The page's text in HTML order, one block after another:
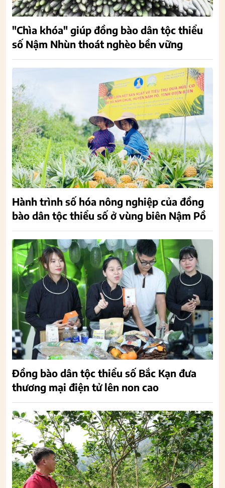
"Chìa khóa" giúp đồng bào dân tộc thiểu
số Nậm Nhùn thoát nghèo bền vững
Hành trình số hóa nông nghiệp của đồng
bào dân tộc thiểu số ở vùng biên Nậm Pồ
Đồng bào dân tộc thiểu số Bắc Kạn đưa
thương mại điện tử lên non cao